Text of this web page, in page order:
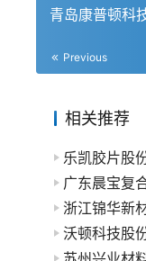
青岛康普顿科
Previous
相关推荐
乐凯胶片股
广东晨宝复
浙江锦华新
沃顿科技股